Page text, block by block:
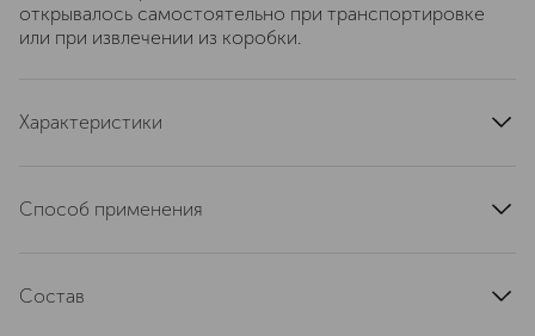
открывалось самостоятельно при транспортировке
или при извлечении из коробки.
Характеристики
тип кожи
Способ применения
средство на чистую кожу лица и растушуйте от центра
Состав